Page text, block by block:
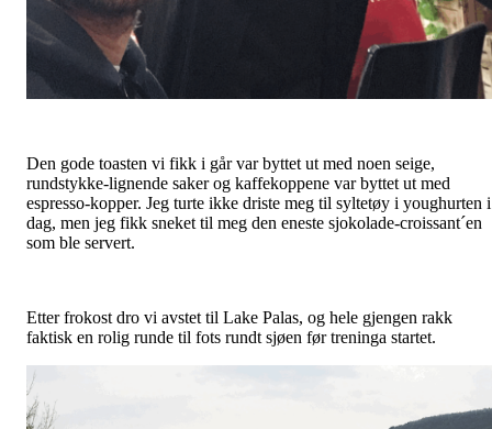
Den gode toasten vi fikk i går var byttet ut med noen seige,
rundstykke-lignende saker og kaffekoppene var byttet ut med
espresso-kopper. Jeg turte ikke driste meg til syltetøy i youghurten i
dag, men jeg fikk sneket til meg den eneste sjokolade-croissant´en
som ble servert.
Etter frokost dro vi avstet til Lake Palas, og hele gjengen rakk
faktisk en rolig runde til fots rundt sjøen før treninga startet.